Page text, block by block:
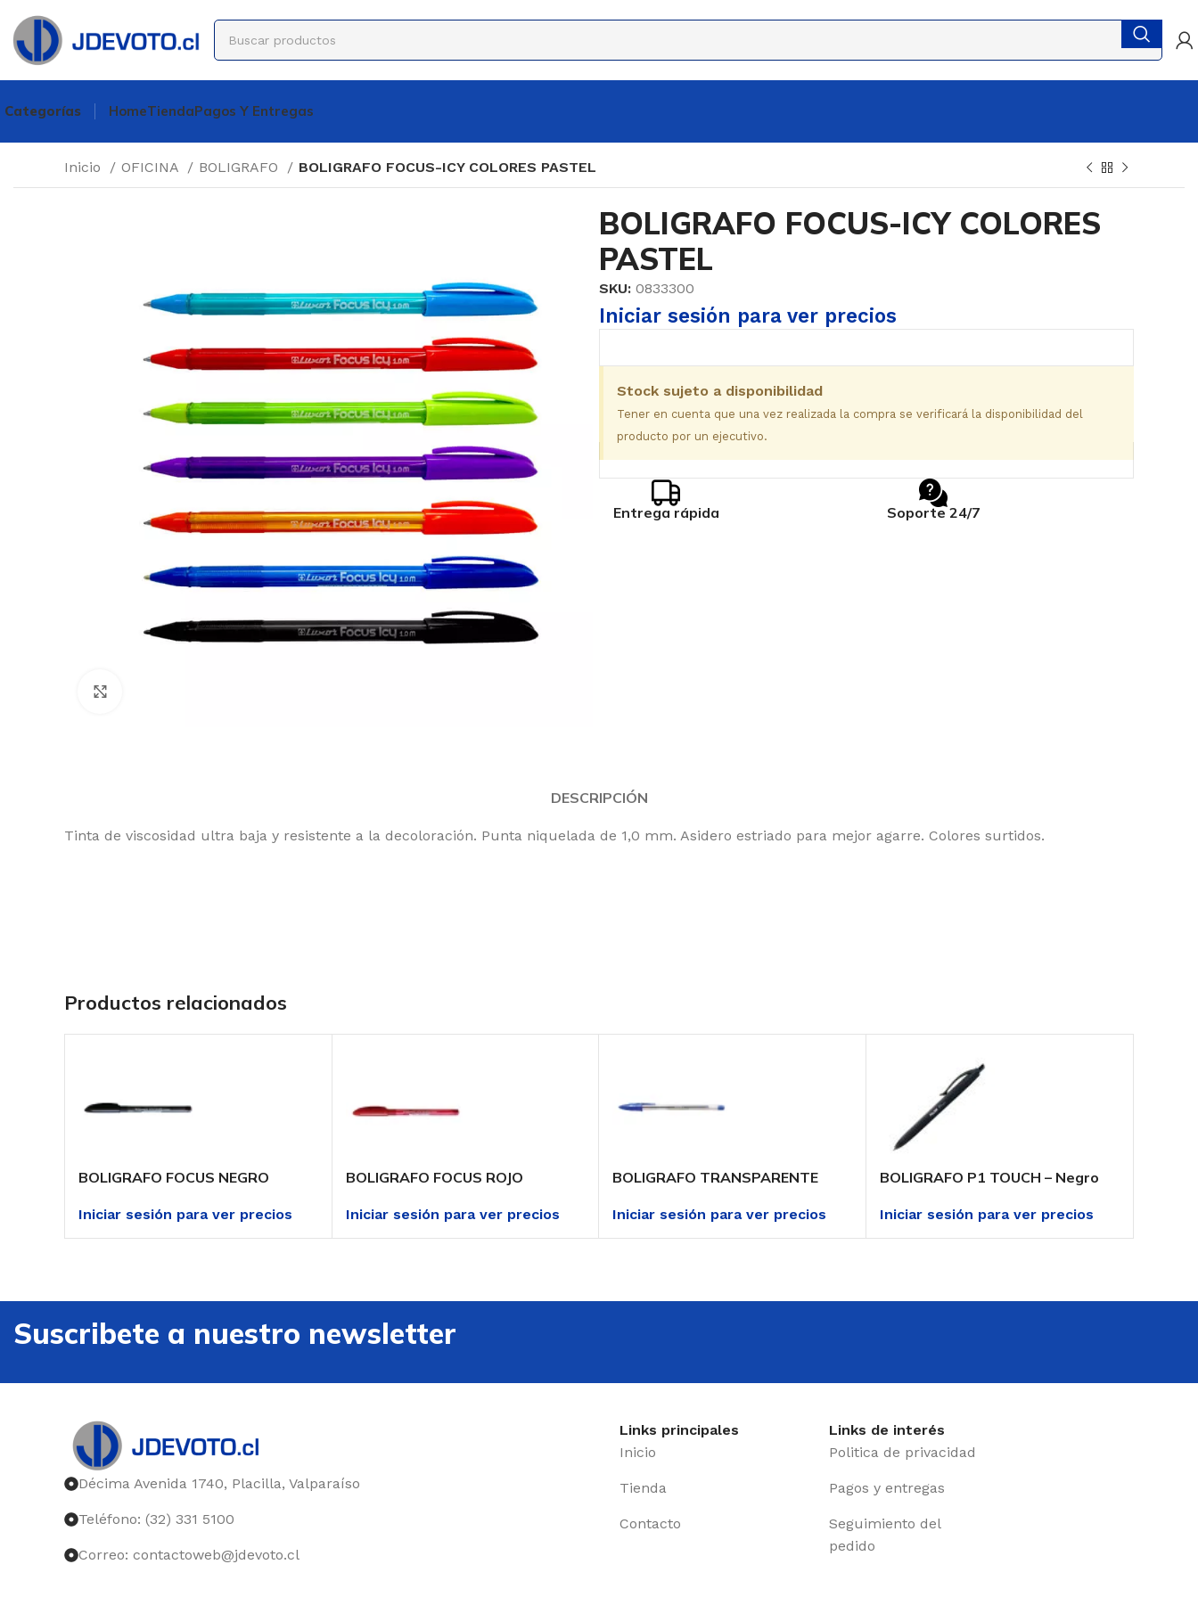
Categorías HomeTiendaPagos Y Entregas
Inicio OFICINA BOLIGRAFO BOLIGRAFO FOCUS-ICY COLORES PASTEL
BOLIGRAFO FOCUS-ICY COLORES
PASTEL
SKU: 0833300
Iniciar sesión para ver precios
Stock sujeto a disponibilidad
Tener en cuenta que una vez realizada la compra se verificará la disponibilidad del
producto por un ejecutivo.
Entrega rápida Soporte 24/7
DESCRIPCIÓN
Tinta de viscosidad ultra baja y resistente a la decoloración. Punta niquelada de 1,0 mm. Asidero estriado para mejor agarre. Colores surtidos.
Productos relacionados
BOLIGRAFO FOCUS NEGRO
Iniciar sesión para ver precios
BOLIGRAFO FOCUS ROJO
Iniciar sesión para ver precios
BOLIGRAFO TRANSPARENTE
Iniciar sesión para ver precios
BOLIGRAFO P1 TOUCH – Negro
Iniciar sesión para ver precios
Suscribete a nuestro newsletter
Décima Avenida 1740, Placilla, Valparaíso
Teléfono: (32) 331 5100
Correo: contactoweb@jdevoto.cl
Links principales
Inicio
Tienda
Contacto
Links de interés
Politica de privacidad
Pagos y entregas
Seguimiento del
pedido